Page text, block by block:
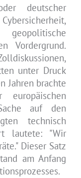
deutscher
Vordergrund.
unter Druck
Jahren brachte
auf den
technisch
lautete: "Wir
Dieser Satz
am Anfang